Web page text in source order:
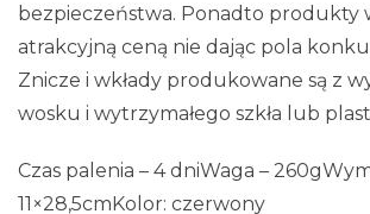
bezpieczeństwa. Ponadto produkty
atrakcyjną ceną nie dając pola
Znicze i wkłady produkowane są z
wosku i wytrzymałego szkła lub
Czas palenia – 4 dniWaga –
11×28,5cmKolor: czerwony